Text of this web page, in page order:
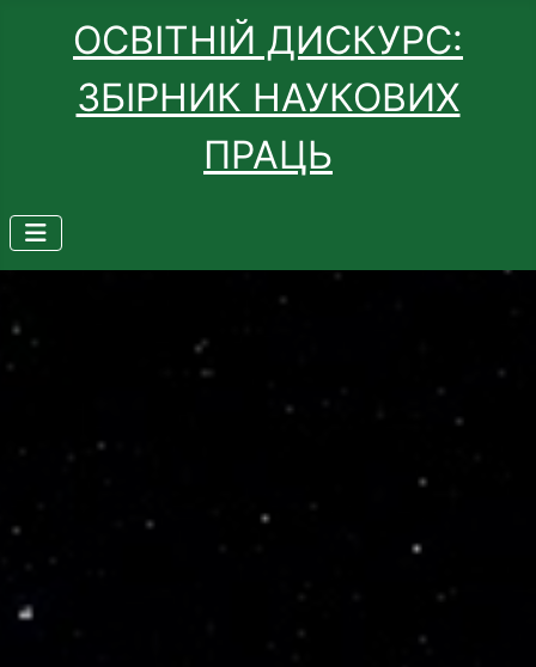
ОСВІТНІЙ ДИСКУРС:
ЗБІРНИК НАУКОВИХ
ПРАЦЬ